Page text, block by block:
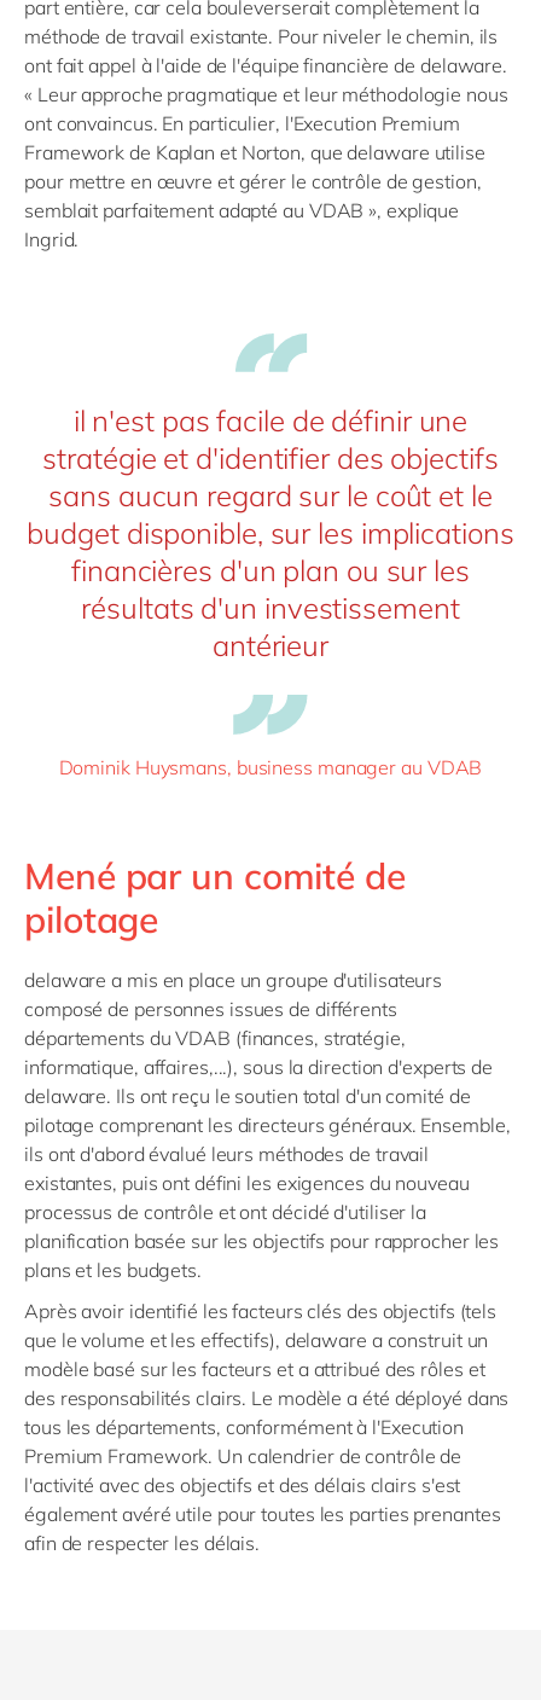
part entière, car cela bouleverserait complètement la
méthode de travail existante. Pour niveler le chemin, ils
ont fait appel à l'aide de l'équipe financière de delaware.
« Leur approche pragmatique et leur méthodologie nous
ont convaincus. En particulier, l'Execution Premium
Framework de Kaplan et Norton, que delaware utilise
pour mettre en œuvre et gérer le contrôle de gestion,
semblait parfaitement adapté au VDAB », explique
Ingrid.
il n'est pas facile de définir une
stratégie et d'identifier des objectifs
sans aucun regard sur le coût et le
budget disponible, sur les implications
financières d'un plan ou sur les
résultats d'un investissement
antérieur
Dominik Huysmans, business manager au VDAB
Mené par un comité de
pilotage
delaware a mis en place un groupe d'utilisateurs
composé de personnes issues de différents
départements du VDAB (finances, stratégie,
informatique, affaires,...), sous la direction d'experts de
delaware. Ils ont reçu le soutien total d'un comité de
pilotage comprenant les directeurs généraux. Ensemble,
ils ont d'abord évalué leurs méthodes de travail
existantes, puis ont défini les exigences du nouveau
processus de contrôle et ont décidé d'utiliser la
planification basée sur les objectifs pour rapprocher les
plans et les budgets.
Après avoir identifié les facteurs clés des objectifs (tels
que le volume et les effectifs), delaware a construit un
modèle basé sur les facteurs et a attribué des rôles et
des responsabilités clairs. Le modèle a été déployé dans
tous les départements, conformément à l'Execution
Premium Framework. Un calendrier de contrôle de
l'activité avec des objectifs et des délais clairs s'est
également avéré utile pour toutes les parties prenantes
afin de respecter les délais.